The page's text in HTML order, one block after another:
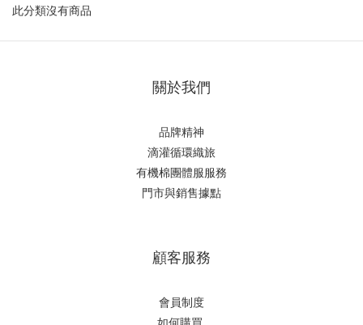
此分類沒有商品
關於我們
品牌精神
滴灌循環織旅
有機棉團體服服務
門市與銷售據點
顧客服務
會員制度